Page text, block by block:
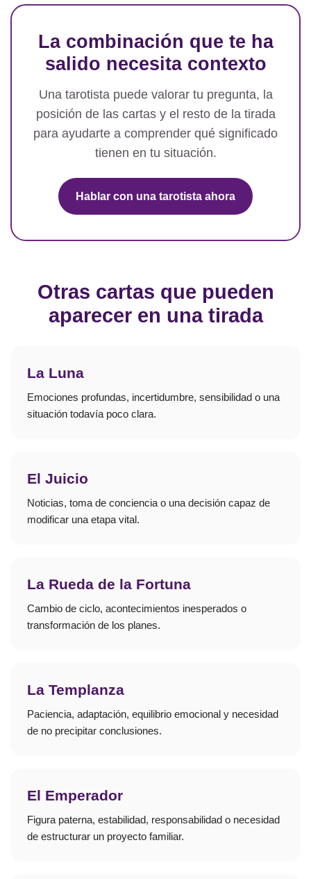
La combinación que te ha
salido necesita contexto
Una tarotista puede valorar tu pregunta, la
posición de las cartas y el resto de la tirada
para ayudarte a comprender qué significado
tienen en tu situación.
Hablar con una tarotista ahora
Otras cartas que pueden
aparecer en una tirada
La Luna
Emociones profundas, incertidumbre, sensibilidad o una
situación todavía poco clara.
El Juicio
Noticias, toma de conciencia o una decisión capaz de
modificar una etapa vital.
La Rueda de la Fortuna
Cambio de ciclo, acontecimientos inesperados o
transformación de los planes.
La Templanza
Paciencia, adaptación, equilibrio emocional y necesidad
de no precipitar conclusiones.
El Emperador
Figura paterna, estabilidad, responsabilidad o necesidad
de estructurar un proyecto familiar.